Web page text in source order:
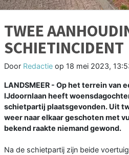
TWEE
SCHIETINCIDENT
Door Redactie op 18 mei 2023,
LANDSMEER - Op het terrein van
IJdoornlaan heeft
schietpartij plaatsgevonden. Uit
weer naar elkaar geschoten met
bekend raakte niemand gewond.
Na de schietpartij zijn beide